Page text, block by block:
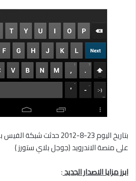
بتاريخ اليوم 23-8-2012
على منصة الاندرويد (جوجل بلاي ستورز )
ابرز مزايا الاصدار الجديد: